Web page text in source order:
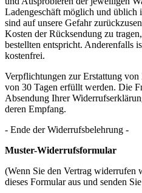
Ladengeschäft möglich und üblich
sind auf unsere Gefahr
Kosten der Rücksendung zu
bestellten entspricht. Anderenfalls
kostenfrei.
Verpflichtungen zur Erstattung
von 30 Tagen erfüllt werden. Die
Absendung Ihrer
deren Empfang.
- Ende der Widerrufsbelehrung -
Muster-Widerrufsformular
(Wenn Sie den Vertrag widerrufen
dieses Formular aus und senden